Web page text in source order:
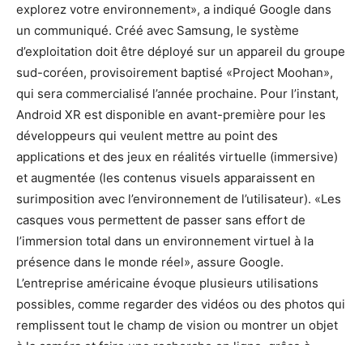
explorez votre environnement», a indiqué Google dans
un communiqué. Créé avec Samsung, le système
d’exploitation doit être déployé sur un appareil du groupe
sud-coréen, provisoirement baptisé «Project Moohan»,
qui sera commercialisé l’année prochaine. Pour l’instant,
Android XR est disponible en avant-première pour les
développeurs qui veulent mettre au point des
applications et des jeux en réalités virtuelle (immersive)
et augmentée (les contenus visuels apparaissent en
surimposition avec l’environnement de l’utilisateur). «Les
casques vous permettent de passer sans effort de
l’immersion total dans un environnement virtuel à la
présence dans le monde réel», assure Google.
L’entreprise américaine évoque plusieurs utilisations
possibles, comme regarder des vidéos ou des photos qui
remplissent tout le champ de vision ou montrer un objet